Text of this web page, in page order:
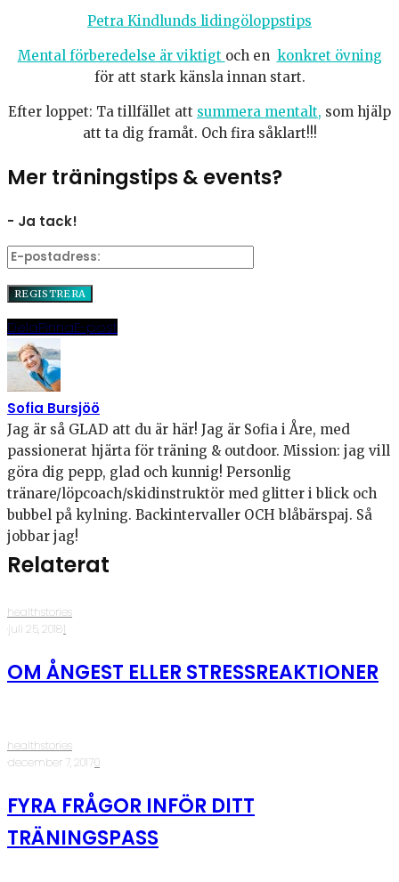
Petra Kindlunds lidingöloppstips
Mental förberedelse är viktigt och en konkret övning
för att stark känsla innan start.
Efter loppet: Ta tillfället att summera mentalt, som hjälp
att ta dig framåt. Och fira såklart!!!
Mer träningstips & events?
- Ja tack!
DelaPinnaE-post
Sofia Bursjöö
Jag är så GLAD att du är här! Jag är Sofia i Åre, med
passionerat hjärta för träning & outdoor. Mission: jag vill
göra dig pepp, glad och kunnig! Personlig
tränare/löpcoach/skidinstruktör med glitter i blick och
bubbel på kylning. Backintervaller OCH blåbärspaj. Så
jobbar jag!
Relaterat
healthstories
·juli 25, 2018·1
OM ÅNGEST ELLER STRESSREAKTIONER
healthstories
·december 7, 2017·0
FYRA FRÅGOR INFÖR DITT
TRÄNINGSPASS